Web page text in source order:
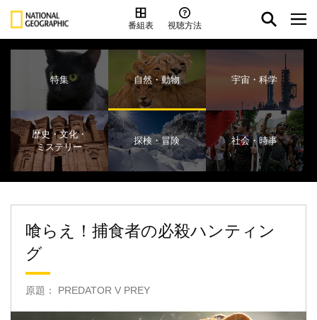
番組表 視聴方法
特集 自然・動物 宇宙・科学
歴史・文化・
ミステリー
探検・冒険 社会・時事
喰らえ！捕食者の必殺ハンティン
グ
原題： PREDATOR V PREY